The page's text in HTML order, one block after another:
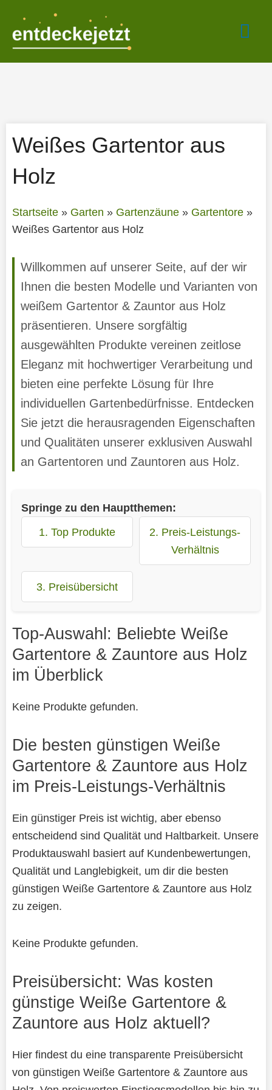
springen
Weißes Gartentor aus
Holz
Startseite» Garten » Gartenzäune» Gartentore»
Weißes Gartentor aus Holz
Willkommen auf unserer Seite, auf der wir
Ihnen die besten Modelle und Varianten von
weißem Gartentor & Zauntor aus Holz
präsentieren. Unsere sorgfältig
ausgewählten Produkte vereinen zeitlose
Eleganz mit hochwertiger Verarbeitung und
bieten eine perfekte Lösung für Ihre
individuellen Gartenbedürfnisse. Entdecken
Sie jetzt die herausragenden Eigenschaften
und Qualitäten unserer exklusiven Auswahl
an Gartentoren und Zauntoren aus Holz.
Springe zu den Hauptthemen:
1. Top Produkte
2. Preis-Leistungs-
Verhältnis
3. Preisübersicht
Top-Auswahl: Beliebte Weiße
Gartentore & Zauntore aus Holz
im Überblick
Keine Produkte gefunden.
Die besten günstigen Weiße
Gartentore & Zauntore aus Holz
im Preis-Leistungs-Verhältnis
Ein günstiger Preis ist wichtig, aber ebenso
entscheidend sind Qualität und Haltbarkeit. Unsere
Produktauswahl basiert auf Kundenbewertungen,
Qualität und Langlebigkeit, um dir die besten
günstigen Weiße Gartentore & Zauntore aus Holz
zu zeigen.
Keine Produkte gefunden.
Preisübersicht: Was kosten
günstige Weiße Gartentore &
Zauntore aus Holz aktuell?
Hier findest du eine transparente Preisübersicht
von günstigen Weiße Gartentore & Zauntore aus